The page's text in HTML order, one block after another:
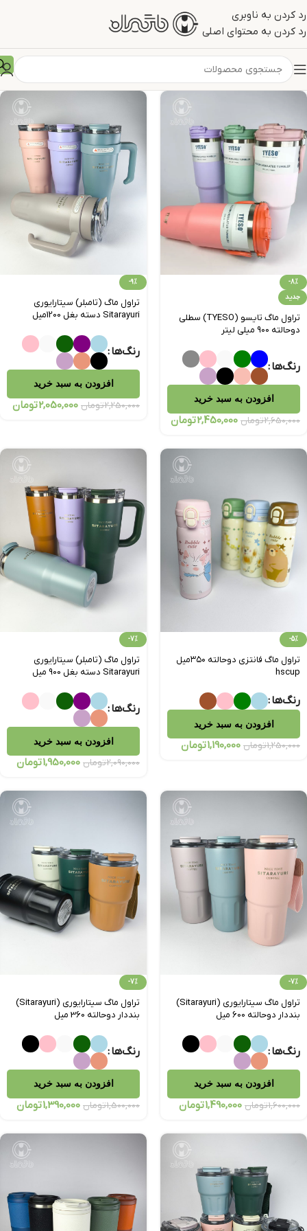
رد کردن به ناوبری
رد کردن به محتوای اصلی
-8%
جدید
تراول ماگ تایسو (TYESO) سطلی
دوحالته 900 میلی لیتر
رنگ‌ها
افزودن به سبد خرید
2,650,000تومان 2,450,000تومان
-9%
تراول‌ ماگ (تامبلر) سیتارایوری
Sitarayuri دسته بغل 1200میل
رنگ‌ها
افزودن به سبد خرید
2,250,000تومان 2,050,000تومان
-5%
تراول‌ ماگ فانتزی دوحالته ۳۵۰میل
hscup
رنگ‌ها
افزودن به سبد خرید
1,250,000تومان 1,190,000تومان
-7%
تراول‌ ماگ (تامبلر) سیتارایوری
Sitarayuri دسته بغل 900 میل
رنگ‌ها
افزودن به سبد خرید
2,090,000تومان 1,950,000تومان
-7%
تراول‌ ماگ سیتارایوری (Sitarayuri)
بنددار دوحالته 600 میل
رنگ‌ها
افزودن به سبد خرید
1,600,000تومان 1,490,000تومان
-7%
تراول‌ ماگ سیتارایوری (Sitarayuri)
بنددار دوحالته 360 میل
رنگ‌ها
افزودن به سبد خرید
1,500,000تومان 1,390,000تومان